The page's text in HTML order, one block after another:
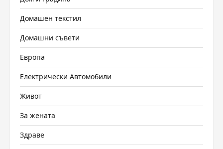
Домашен текстил
Домашни съвети
Европа
Електрически Автомобили
Живот
За жената
Здраве